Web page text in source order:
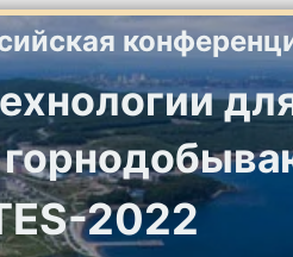
2022